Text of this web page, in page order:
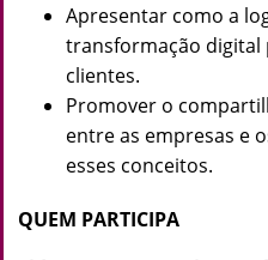
Apresentar como a
transformação digital
clientes.
Promover o
entre as empresas e
esses conceitos.
QUEM PARTICIPA